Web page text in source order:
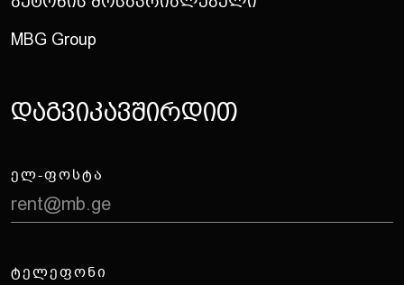
MBG Group
Დაგვიკავშირდით
ᲔᲚ-ᲤᲝᲡᲢᲐ
rent@mb.ge
ᲢᲔᲚᲔᲤᲝᲜᲘ